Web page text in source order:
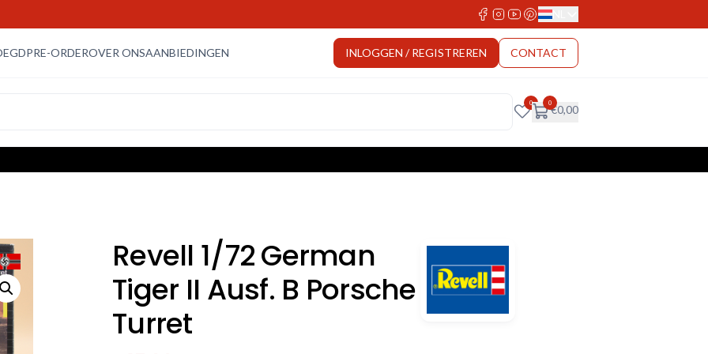
Select Language
PRE-ORDEROVER ONSAANBIEDINGEN INLOGGEN / REGISTREREN CONTACT
0 0€0,00
Revell 1/72 German
Tiger II Ausf. B Porsche
Turret